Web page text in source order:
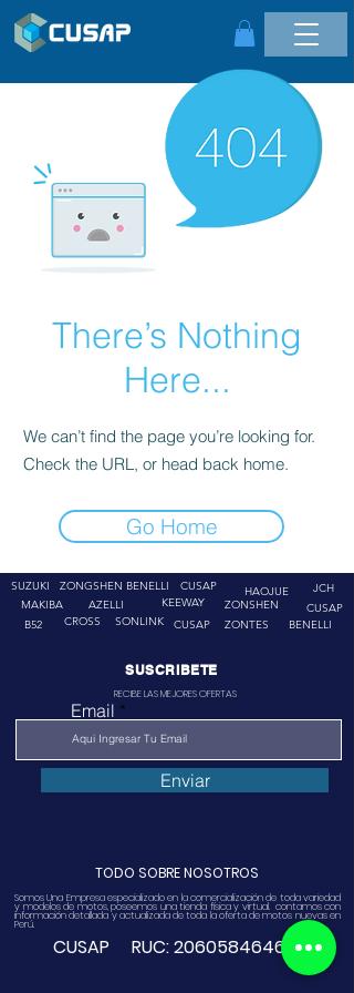
There’s Nothing
Here...
We can’t find the page you’re looking for.
Check the URL, or head back home.
Go Home
SUZUKI
ZONGSHEN
MAKIBA
AZELLI
BENELLI
CUSAP
KEEWAY
B52
CROSS SONLINK CUSAP
HAOJUE
JCH
ZONSHEN
ZONTES
CUSAP
BENELLI
SUSCRIBETE
RECIBE LAS MEJORES OFERTAS
Email
Enviar
TODO SOBRE NOSOTROS
Somos Una Empresa especializado en la comercialización de toda variedad
y modelos de motos, poseemos una tienda física y virtual. contamos con
información detallada y actualizada de toda la oferta de motos nuevas en
Perú.
CUSAP RUC:20605846468